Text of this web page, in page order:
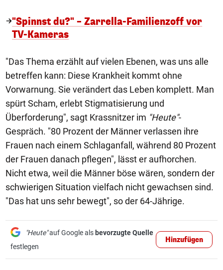
"Spinnst du?" – Zarrella-Familienzoff vor
TV-Kameras
"Das Thema erzählt auf vielen Ebenen, was uns alle
betreffen kann: Diese Krankheit kommt ohne
Vorwarnung. Sie verändert das Leben komplett. Man
spürt Scham, erlebt Stigmatisierung und
Überforderung", sagt Krassnitzer im "Heute"-
Gespräch. "80 Prozent der Männer verlassen ihre
Frauen nach einem Schlaganfall, während 80 Prozent
der Frauen danach pflegen", lässt er aufhorchen.
Nicht etwa, weil die Männer böse wären, sondern der
schwierigen Situation vielfach nicht gewachsen sind.
"Das hat uns sehr bewegt", so der 64-Jährige.
"Heute"auf Google als bevorzugte Quelle
festlegen
Hinzufügen